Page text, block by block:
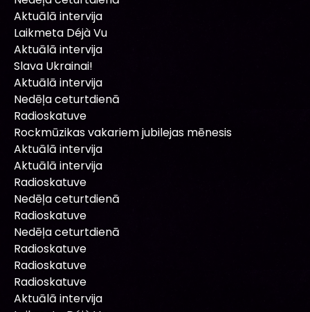
Aktuālā intervija
Laikmeta Déjà Vu
Aktuālā intervija
Slava Ukrainai!
Aktuālā intervija
Nedēļa ceturtdienā
Radioskatuve
Rockmūzikas vakariem jubilejas mēnesis
Aktuālā intervija
Aktuālā intervija
Radioskatuve
Nedēļa ceturtdienā
Radioskatuve
Nedēļa ceturtdienā
Radioskatuve
Radioskatuve
Radioskatuve
Aktuālā intervija